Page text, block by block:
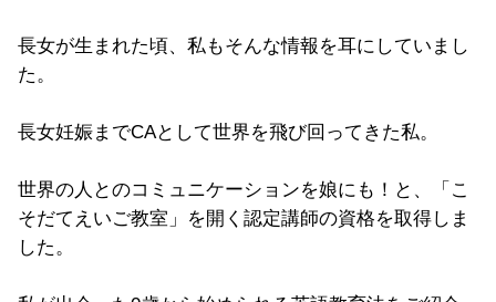
長女が生まれた頃、私もそんな情報を耳にしていまし
た。
長女妊娠までCAとして世界を飛び回ってきた私。
世界の人とのコミュニケーションを娘にも！と、「こ
そだてえいご教室」を開く認定講師の資格を取得しま
した。